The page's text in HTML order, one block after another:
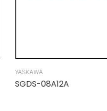
YASKAWA
SGDS-08A12A